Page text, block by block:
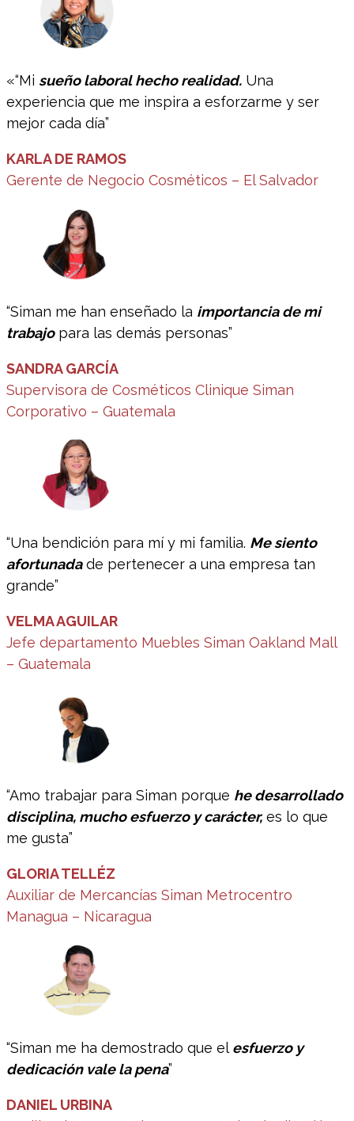
«“Mi sueño laboral hecho realidad. Una
experiencia que me inspira a esforzarme y ser
mejor cada día”
KARLA DE RAMOS
Gerente de Negocio Cosméticos – El Salvador
“Siman me han enseñado la importancia de mi
trabajopara las demás personas”
SANDRA GARCÍA
Supervisora de Cosméticos Clinique Siman
Corporativo – Guatemala
“Una bendición para mí y mi familia. Me siento
afortunadade pertenecer a una empresa tan
grande”
VELMA AGUILAR
Jefe departamento Muebles Siman Oakland Mall
– Guatemala
“Amo trabajar para Siman porque he desarrollado
disciplina, mucho esfuerzo y carácter, es lo que
me gusta”
GLORIA TELLÉZ
Auxiliar de Mercancías Siman Metrocentro
Managua – Nicaragua
“Siman me ha demostrado que el esfuerzo y
dedicación vale la pena”
DANIEL URBINA